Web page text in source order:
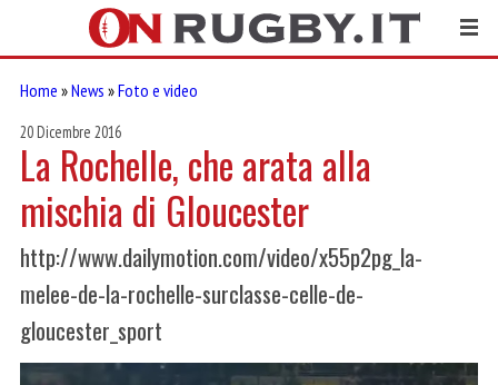
Home »News »Foto e video
20 Dicembre 2016
La Rochelle, che arata alla
mischia di Gloucester
http://www.dailymotion.com/video/x55p2pg_la-
melee-de-la-rochelle-surclasse-celle-de-
gloucester_sport